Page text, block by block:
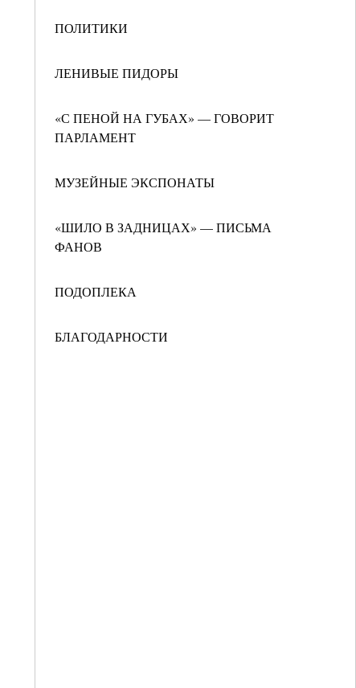
ПОЛИТИКИ
ЛЕНИВЫЕ ПИДОРЫ
«С ПЕНОЙ НА ГУБАХ» — ГОВОРИТ
ПАРЛАМЕНТ
МУЗЕЙНЫЕ ЭКСПОНАТЫ
«ШИЛО В ЗАДНИЦАХ» — ПИСЬМА
ФАНОВ
ПОДОПЛЕКА
БЛАГОДАРНОСТИ